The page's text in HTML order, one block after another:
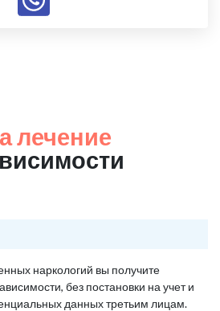
лечение
наркологий вы получите
без постановки на учет и
данных третьим лицам.